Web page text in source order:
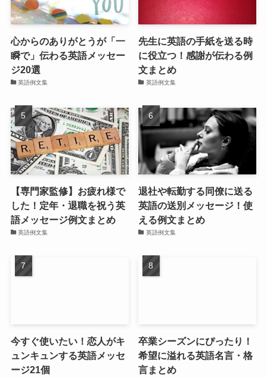
心からのありがとうが「一
瞬で」伝わる英語メッセー
ジ20選
英語例文集
先生に英語の手紙を送る時
に役立つ！感謝が伝わる例
文まとめ
英語例文集
【専門家監修】お疲れ様で
した！定年・退職を祝う英
語メッセージ例文まとめ
英語例文集
退社や転勤する同僚に送る
英語の送別メッセージ！使
える例文まとめ
英語例文集
今すぐ使いたい！恋人がキ
ュンキュンする英語メッセ
ージ21個
卒業シーズンにぴったり！
希望に溢れる英語名言・格
言まとめ